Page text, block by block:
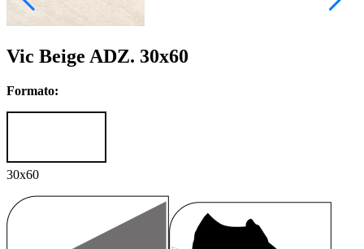
Vic Beige ADZ. 30x60
Formato:
30x60